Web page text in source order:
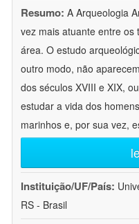
Resumo: A Arqueologia
vez mais atuante entre os
área. O estudo
outro modo, não
dos séculos XVIII e XIX,
estudar a vida dos
marinhos e, por sua vez,
Instituição/UF/País:
RS - Brasil